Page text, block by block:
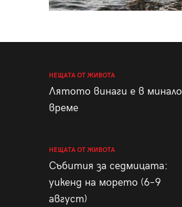
НЕЩАТА ОТ ЖИВОТА
Лятото винаги е в минало
време
НЕЩАТА ОТ ЖИВОТА
Събития за седмицата:
уикенд на морето (6–9
август)